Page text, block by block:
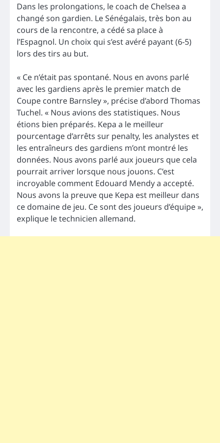
Dans les prolongations, le coach de Chelsea a
changé son gardien. Le Sénégalais, très bon au
cours de la rencontre, a cédé sa place à
l’Espagnol. Un choix qui s’est avéré payant (6-5)
lors des tirs au but.
« Ce n’était pas spontané. Nous en avons parlé
avec les gardiens après le premier match de
Coupe contre Barnsley », précise d’abord Thomas
Tuchel. « Nous avions des statistiques. Nous
étions bien préparés. Kepa a le meilleur
pourcentage d’arrêts sur penalty, les analystes et
les entraîneurs des gardiens m’ont montré les
données. Nous avons parlé aux joueurs que cela
pourrait arriver lorsque nous jouons. C’est
incroyable comment Edouard Mendy a accepté.
Nous avons la preuve que Kepa est meilleur dans
ce domaine de jeu. Ce sont des joueurs d’équipe »,
explique le technicien allemand.